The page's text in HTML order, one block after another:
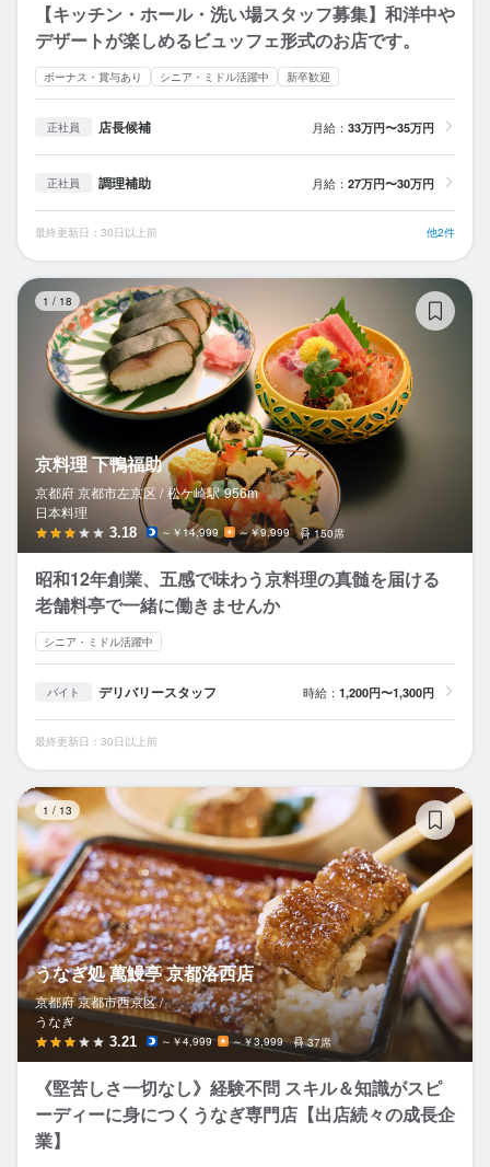
【キッチン・ホール・洗い場スタッフ募集】和洋中や
デザートが楽しめるビュッフェ形式のお店です。
ボーナス・賞与あり シニア・ミドル活躍中 新卒歓迎
正社員 店長候補 月給： 33万円〜35万円
正社員 調理補助 月給： 27万円〜30万円
最終更新日：30日以上前 他2件
1 / 18
京料理 下鴨福助
京都府 京都市左京区 / 松ケ崎駅 956m
日本料理
3.18 ～￥14,999 ～￥9,999 150席
昭和12年創業、五感で味わう京料理の真髄を届ける
老舗料亭で一緒に働きませんか
シニア・ミドル活躍中
バイト デリバリースタッフ 時給： 1,200円〜1,300円
最終更新日：30日以上前
1 / 13
うなぎ処 萬鰻亭 京都洛西店
京都府 京都市西京区 /
うなぎ
3.21 ～￥4,999 ～￥3,999 37席
《堅苦しさ一切なし》経験不問 スキル＆知識がスピ
ーディーに身につくうなぎ専門店【出店続々の成長企
業】